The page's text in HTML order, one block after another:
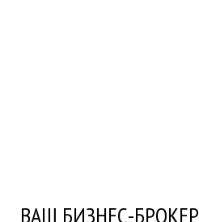
ВАШ БИЗНЕС-БРОКЕР